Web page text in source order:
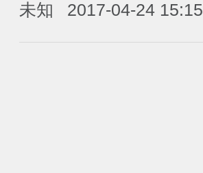
未知 2017-04-24 15:15